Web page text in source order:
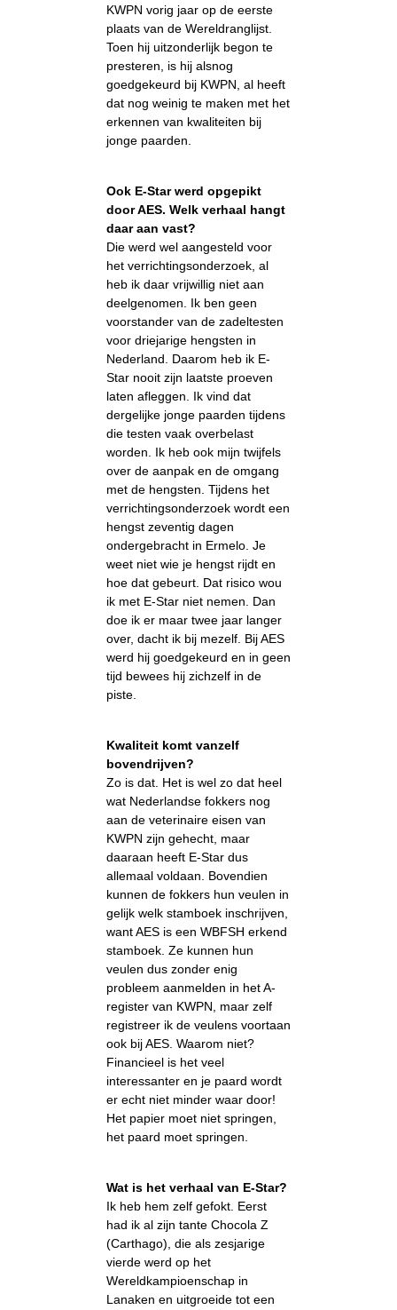
KWPN vorig jaar op de eerste
plaats van de Wereldranglijst.
Toen hij uitzonderlijk begon te
presteren, is hij alsnog
goedgekeurd bij KWPN, al heeft
dat nog weinig te maken met het
erkennen van kwaliteiten bij
jonge paarden.
Ook E-Star werd opgepikt
door AES. Welk verhaal hangt
daar aan vast?
Die werd wel aangesteld voor
het verrichtingsonderzoek, al
heb ik daar vrijwillig niet aan
deelgenomen. Ik ben geen
voorstander van de zadeltesten
voor driejarige hengsten in
Nederland. Daarom heb ik E-
Star nooit zijn laatste proeven
laten afleggen. Ik vind dat
dergelijke jonge paarden tijdens
die testen vaak overbelast
worden. Ik heb ook mijn twijfels
over de aanpak en de omgang
met de hengsten. Tijdens het
verrichtingsonderzoek wordt een
hengst zeventig dagen
ondergebracht in Ermelo. Je
weet niet wie je hengst rijdt en
hoe dat gebeurt. Dat risico wou
ik met E-Star niet nemen. Dan
doe ik er maar twee jaar langer
over, dacht ik bij mezelf. Bij AES
werd hij goedgekeurd en in geen
tijd bewees hij zichzelf in de
piste.
Kwaliteit komt vanzelf
bovendrijven?
Zo is dat. Het is wel zo dat heel
wat Nederlandse fokkers nog
aan de veterinaire eisen van
KWPN zijn gehecht, maar
daaraan heeft E-Star dus
allemaal voldaan. Bovendien
kunnen de fokkers hun veulen in
gelijk welk stamboek inschrijven,
want AES is een WBFSH erkend
stamboek. Ze kunnen hun
veulen dus zonder enig
probleem aanmelden in het A-
register van KWPN, maar zelf
registreer ik de veulens voortaan
ook bij AES. Waarom niet?
Financieel is het veel
interessanter en je paard wordt
er echt niet minder waar door!
Het papier moet niet springen,
het paard moet springen.
Wat is het verhaal van E-Star?
Ik heb hem zelf gefokt. Eerst
had ik al zijn tante Chocola Z
(Carthago), die als zesjarige
vierde werd op het
Wereldkampioenschap in
Lanaken en uitgroeide tot een